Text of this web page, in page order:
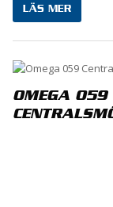
LÄS MER
OMEGA 059